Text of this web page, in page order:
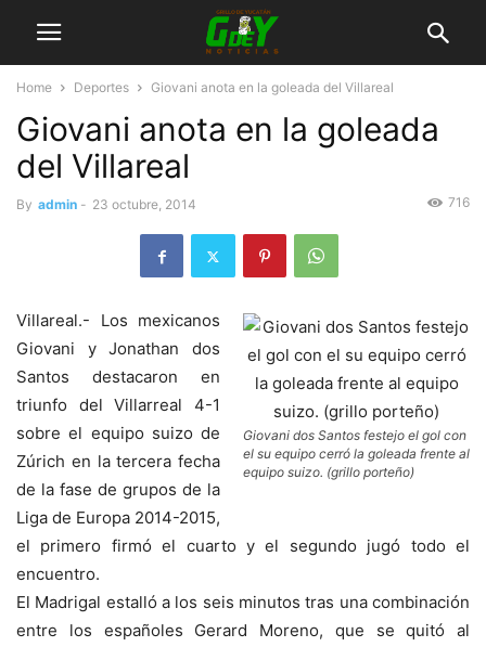
Home Deportes Giovani anota en la goleada del Villareal
Giovani anota en la goleada
del Villareal
By admin - 23 octubre, 2014 716
Giovani dos Santos festejo el gol con
el su equipo cerró la goleada frente al
equipo suizo. (grillo porteño)
Villareal.- Los mexicanos
Giovani y Jonathan dos
Santos destacaron en
triunfo del Villarreal 4-1
sobre el equipo suizo de
Zúrich en la tercera fecha
de la fase de grupos de la
Liga de Europa 2014-2015,
el primero firmó el cuarto y el segundo jugó todo el
encuentro.
El Madrigal estalló a los seis minutos tras una combinación
entre los españoles Gerard Moreno, que se quitó al